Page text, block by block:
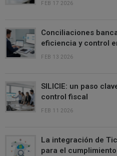
FEB 17 2026
Conciliaciones
eficiencia y control
FEB 13 2026
SILICIE: un paso
control fiscal
FEB 11 2026
La integración de
para el